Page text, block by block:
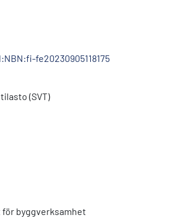
fe20230905118175
(SVT)
byggverksamhet